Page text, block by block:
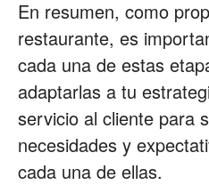
En resumen, como
restaurante, es
cada una de estas
adaptarlas a tu
servicio al cliente para
necesidades y
cada una de ellas.